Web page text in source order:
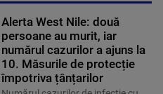
Alerta West Nile: două
persoane au murit, iar
numărul cazurilor a ajuns la
10. Măsurile de protecție
împotriva țânțarilor